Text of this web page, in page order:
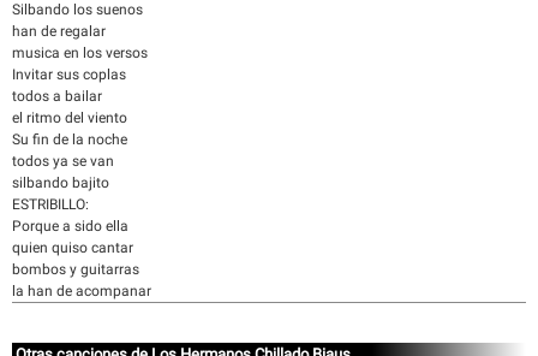
Silbando los suenos
han de regalar
musica en los versos
Invitar sus coplas
todos a bailar
el ritmo del viento
Su fin de la noche
todos ya se van
silbando bajito
ESTRIBILLO:
Porque a sido ella
quien quiso cantar
bombos y guitarras
la han de acompanar